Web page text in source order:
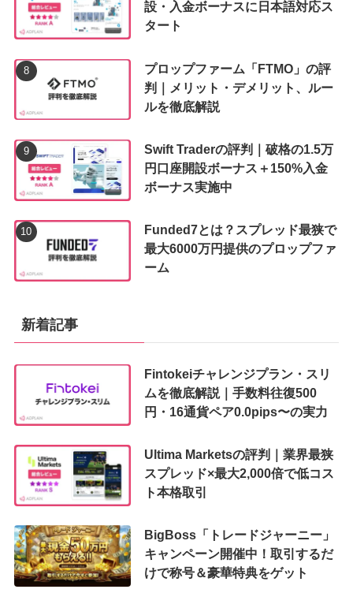
設・入金ボーナスに日本語対応ス
タート
プロップファーム「FTMO」の評
判｜メリット・デメリット、ルー
ルを徹底解説
Swift Traderの評判｜破格の1.5万
円口座開設ボーナス＋150%入金
ボーナス実施中
Funded7とは？スプレッド最狭で
最大6000万円提供のプロップファ
ーム
新着記事
Fintokeiチャレンジプラン・スリ
ムを徹底解説｜手数料往復500
円・16通貨ペア0.0pips〜の実力
Ultima Marketsの評判｜業界最狭
スプレッド×最大2,000倍で低コス
ト本格取引
BigBoss「トレードジャーニー」
キャンペーン開催中！取引するだ
けで称号＆豪華特典をゲット